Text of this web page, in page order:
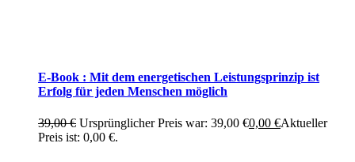
E-Book : Mit dem energetischen Leistungsprinzip ist
Erfolg für jeden Menschen möglich
39,00€ Ursprünglicher Preis war: 39,00 €0,00 €Aktueller
Preis ist: 0,00 €.